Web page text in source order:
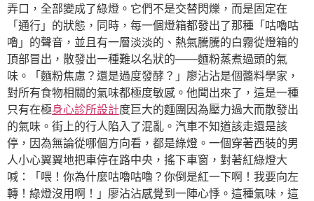
弄口，全部變成了綠燈。它們不是交替閃爍，而是固定在
「通行」的狀態，同時，每一個燈箱都發出了那種「咕嚕咕
嚕」的聲音，並且有一層淡淡的、熱氣騰騰的白霧從燈箱的
頂部冒出，散發出一種難以名狀的——麵粉蒸煮過頭的氣
味。「麵粉焦慮？還是過度發酵？」廖沾沾是個醬料學家，
對所有食物相關的氣味都極度敏感。他聞出來了，這是一種
只有在極身心診所設計度巨大的麵團因為壓力過大而散發出
的氣味。街上的行人陷入了混亂。汽車不知道該走還是該
停，因為無論從哪個方向看，都是綠燈。一個穿著西裝的男
人小心翼翼地把車停在路中央，搖下車窗，對著紅綠燈大
喊：「喂！你為什麼咕嚕咕嚕？你倒是紅一下啊！我要向左
轉！綠燈沒用啊！」廖沾沾感覺到一陣心悸。這種氣味，這